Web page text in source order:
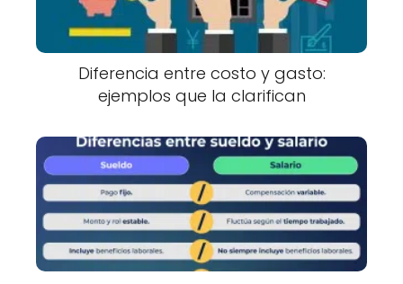
Diferencia entre costo y gasto:
ejemplos que la clarifican